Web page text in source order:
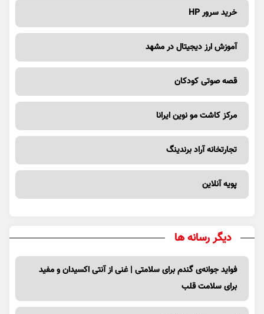
خرید سرور HP
آموزش ارز دیجیتال در مشهد
قصه صوتی کودکان
مرکز کاشت مو نوین ایرانا
تجارتخانه آراد برندینگ
پویه آنلاین
دیگر رسانه ها
فواید جوانه‌ی گندم برای سلامتی | غنی از آنتی اکسیدان و مفید
برای سلامت قلب